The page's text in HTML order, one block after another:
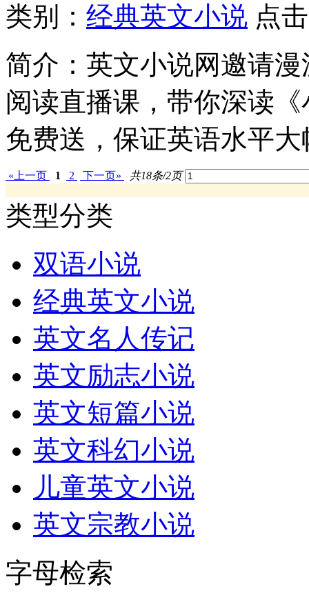
类别： 经典英文小说 点
简介： 英文小说网邀请
阅读直播课，带你深读
免费送，保证英语水平大
«上一页 1 2 下一页» 共18条/2页
类型分类
双语小说
经典英文小说
英文名人传记
英文励志小说
英文短篇小说
英文科幻小说
儿童英文小说
英文宗教小说
字母检索